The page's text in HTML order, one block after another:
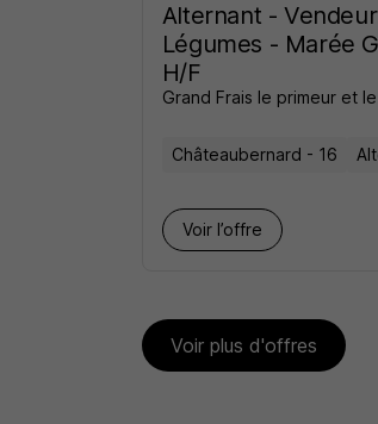
Alternant -
Légumes - Marée
H/F
Grand Frais le primeur et
Châteaubernard - 16
Voir l’offre
Voir plus d'offres